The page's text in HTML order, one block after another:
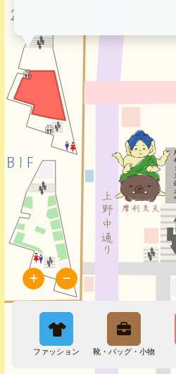
ファッション 靴・バッグ・小物